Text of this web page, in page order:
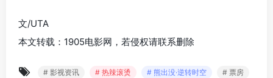
文/UTA
本文转载：1905电影网，若侵权请联系删除
# 影视资讯 # 热辣滚烫 # 熊出没·逆转时空
# 票房